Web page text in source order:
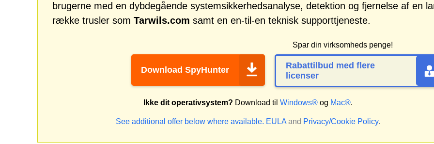
brugerne med en dybdegående systemsikkerhedsanalyse, detektion og fjernelse af en
række trusler som Tarwils.com samt en en-til-en teknisk supporttjeneste.
Download SpyHunter
Spar din virksomheds penge!
Rabattilbud med flere
licenser
Ikke dit operativsystem? Download til Windows® og Mac®.
See additional offer below where available. EULA and Privacy/Cookie Policy.